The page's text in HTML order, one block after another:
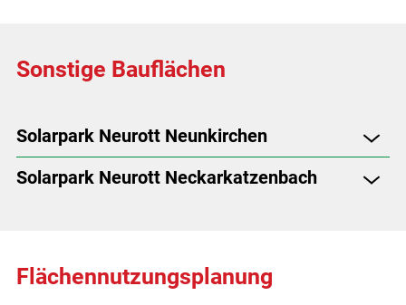
Sonstige Bauflächen
Solarpark Neurott Neunkirchen
Solarpark Neurott Neckarkatzenbach
Flächennutzungsplanung